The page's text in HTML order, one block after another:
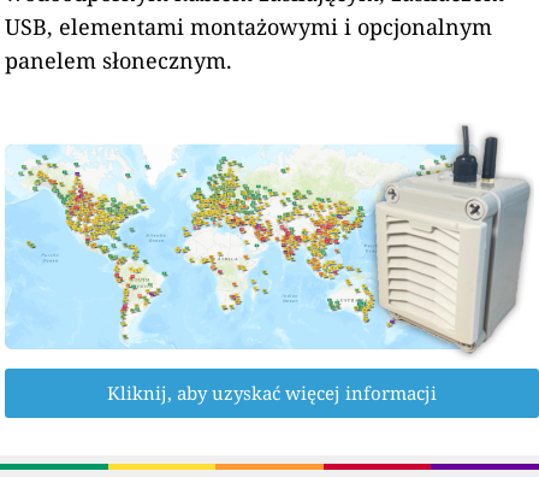
USB, elementami montażowymi i opcjonalnym
panelem słonecznym.
Kliknij, aby uzyskać więcej informacji